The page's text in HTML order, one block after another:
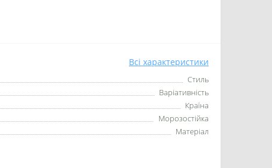
Всі характеристики
Стиль
Варіативність
Країна
Морозостійка
Матеріал